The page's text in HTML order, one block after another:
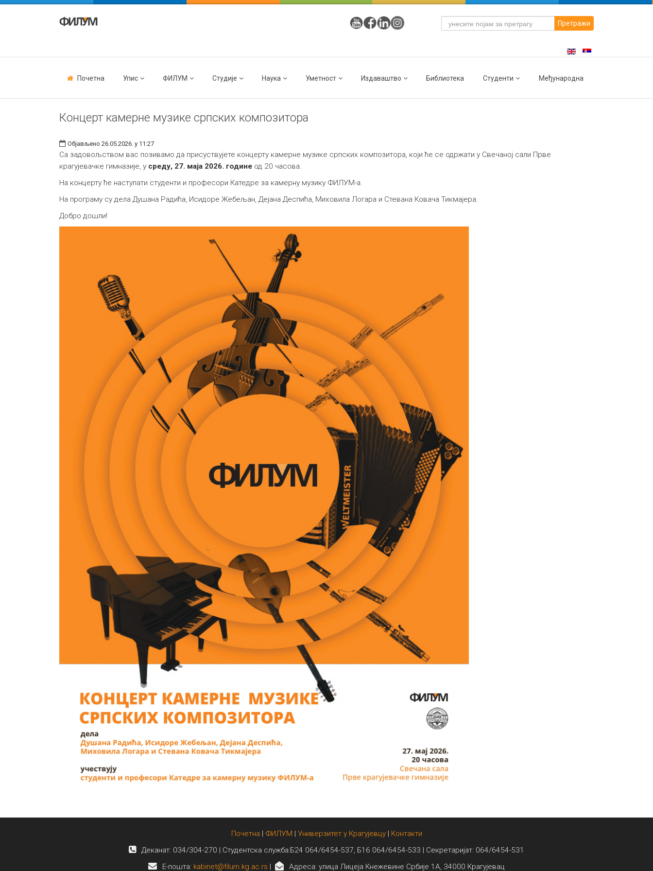
Претражи
Почетна Упис ФИЛУМ Студије Наука Уметност Издаваштво Библиотека Студенти Међународна
Концерт камерне музике српских композитора
Објављено 26.05.2026. у 11:27
Са задовољством вас позивамо да присуствујете концерту камерне музике српских композитора, који ће се одржати у Свечаној сали Прве
крагујевачке гимназије, у среду, 27. маја 2026. године од 20 часова.
На концерту ће наступати студенти и професори Катедре за камерну музику ФИЛУМ-а.
На програму су дела Душана Радића, Исидоре Жебељан, Дејана Деспића, Миховила Логара и Стевана Ковача Тикмајера.
Добро дошли!
Почетна ФИЛУМ Универзитет у Крагујевцу| Контакти
Деканат: 034/304-270 | Студентска служба:Б24 064/6454-537, Б16 064/6454-533 | Секретаријат: 064/6454-531
E-пошта: kabinet@filum.kg.ac.rs Адреса: улица Лицеја Кнежевине Србије 1А, 34000 Крагујевац